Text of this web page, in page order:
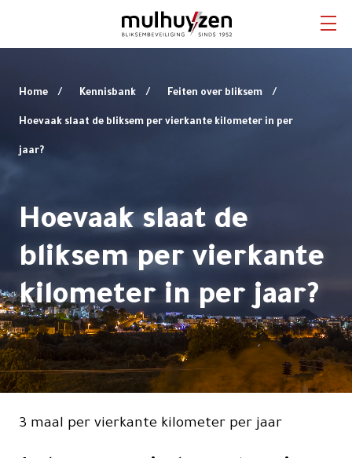
Home
Bliksembeveiliging
Overspanningsbeveiliging
Diensten
Projecten
Kennisbank
Contact
Home Kennisbank Feiten over bliksem
Hoevaak slaat de bliksem per vierkante kilometer in per
jaar?
Hoevaak slaat de
bliksem per vierkante
kilometer in per jaar?
3 maal per vierkante kilometer per jaar